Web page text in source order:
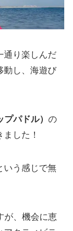
通り楽しんだ
動し、海遊び
パドル） の
した！
いう感じで無
が、機会に恵